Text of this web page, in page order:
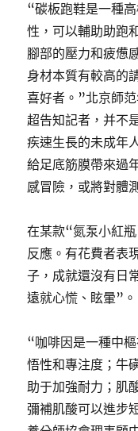
“碳板跑鞋是一種
性，可以輔助助跑
腳部的壓力和疲憊
身材本質有較高的
喜好者。”北京師
超告知記者，并不
疾速生長的未成年
給足底筋膜帶來過
感冒險，或將對體
在某款“氮泵小紅
反應。有花費者表
子，成就還沒有日
遠就心慌、眩暈”。
“咖啡因是一種中
悟性和專注度；牛
助于加強耐力；肌
彌補肌酸可以進步